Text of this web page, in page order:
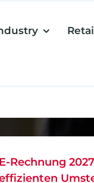
E-Rechnung